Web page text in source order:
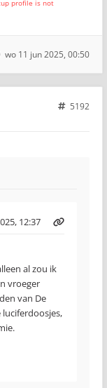
profile is not
wo 11 jun 2025, 00:50
5192
12:37
al zou ik
vroeger
van De